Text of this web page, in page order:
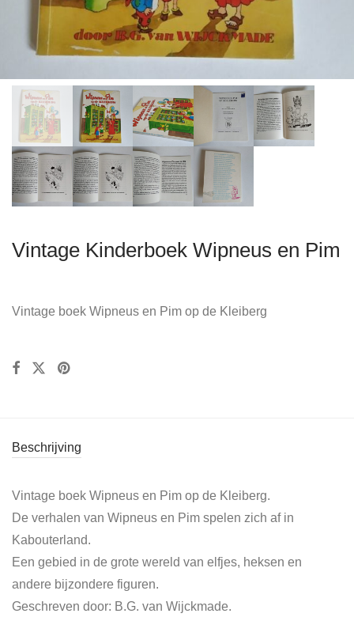
Vintage Kinderboek Wipneus en Pim
Vintage boek Wipneus en Pim op de Kleiberg
Beschrijving
Vintage boek Wipneus en Pim op de Kleiberg.
De verhalen van Wipneus en Pim spelen zich af in
Kabouterland.
Een gebied in de grote wereld van elfjes, heksen en
andere bijzondere figuren.
Geschreven door: B.G. van Wijckmade.